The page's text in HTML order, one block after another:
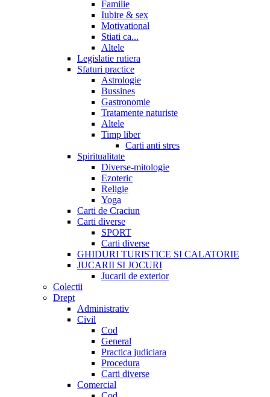
Familie
Iubire & sex
Motivational
Stiati ca...
Altele
Legislatie rutiera
Sfaturi practice
Astrologie
Bussines
Gastronomie
Tratamente naturiste
Altele
Timp liber
Carti anti stres
Spiritualitate
Diverse-mitologie
Ezoteric
Religie
Yoga
Carti de Craciun
Carti diverse
SPORT
Carti diverse
GHIDURI TURISTICE SI CALATORIE
JUCARII SI JOCURI
Jucarii de exterior
Colectii
Drept
Administrativ
Civil
Cod
General
Practica judiciara
Procedura
Carti diverse
Comercial